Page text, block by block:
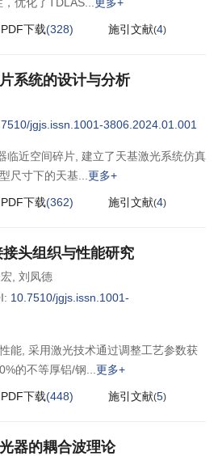
PDF下载(328) 施引文献(4)
系统的设计与分析
jgjs.issn.1001-3806.2024.01.001
临近空间碎片, 建立了天基激光系统仿真
尺寸下的天基
更多+
PDF下载(362) 施引文献(4)
头组织与性能研究
刘凤德
10.7510/jgjs.issn.1001-
能, 采用激光技术通过调整工艺参数获
的不等厚铝/钢
更多+
PDF下载(448) 施引文献(5)
器的耦合波理论